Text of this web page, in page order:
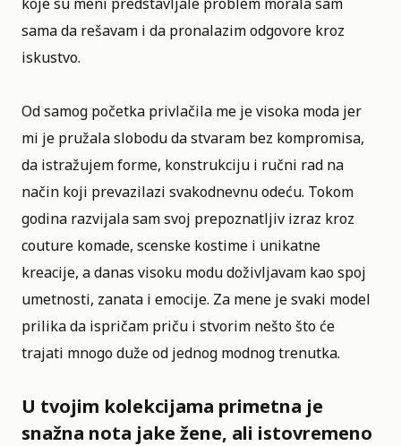
sama da rešavam i da pronalazim odgovore kroz
iskustvo.
Od samog početka privlačila me je visoka moda jer
mi je pružala slobodu da stvaram bez kompromisa,
da istražujem forme, konstrukciju i ručni rad na
način koji prevazilazi svakodnevnu odeću. Tokom
godina razvijala sam svoj prepoznatljiv izraz kroz
couture komade, scenske kostime i unikatne
kreacije, a danas visoku modu doživljavam kao spoj
umetnosti, zanata i emocije. Za mene je svaki model
prilika da ispričam priču i stvorim nešto što će
trajati mnogo duže od jednog modnog trenutka.
U tvojim kolekcijama primetna je
snažna nota jake žene, ali istovremeno